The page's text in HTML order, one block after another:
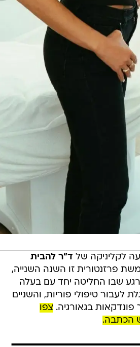
לקליניקה של ד"ר להבית
פרזנטורית זו השנה השנייה,
שבו החליטה יחד עם בעלה
לעבור טיפולי פוריות, והשניים
בגאורגיה. צפו
הכתבה.